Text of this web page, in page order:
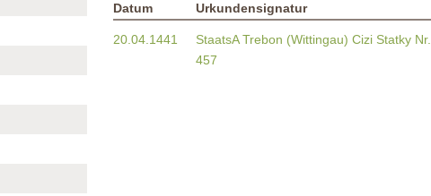
Datum Urkundensignatur
20.04.1441
StaatsA Trebon (Wittingau) Cizi Statky Nr.
457